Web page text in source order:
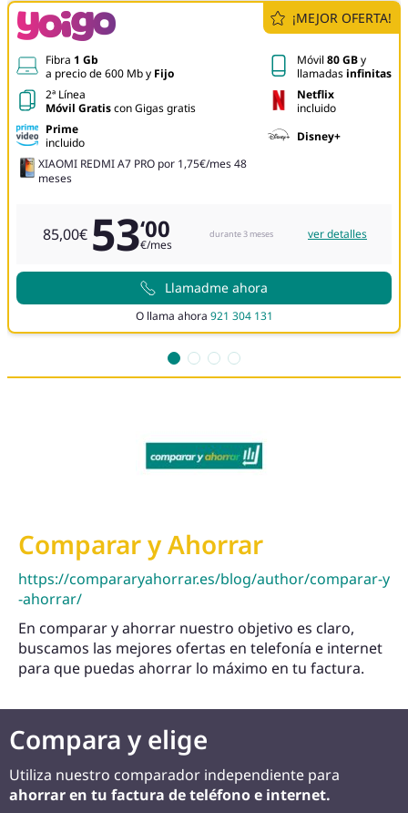
¡MEJOR OFERTA!
Fibra 1 Gb
a precio de 600 Mb y Fijo
Móvil 80 GBy
llamadas infinitas
2ª Línea
Móvil Gratiscon Gigas gratis
Netflix
incluido
Prime
incluido
Disney+
XIAOMI REDMI A7 PRO por 1,75€/mes 48
meses
ver detalles
durante 3 meses
85,00€ 53‘00
€/mes
Llamadme ahora
O llama ahora 921 304 131
Comparar y Ahorrar
https://compararyahorrar.es/blog/author/comparar-y
-ahorrar/
En comparar y ahorrar nuestro objetivo es claro,
buscamos las mejores ofertas en telefonía e internet
para que puedas ahorrar lo máximo en tu factura.
Compara y elige
Utiliza nuestro comparador independiente para
ahorrar en tu factura de teléfono e internet.